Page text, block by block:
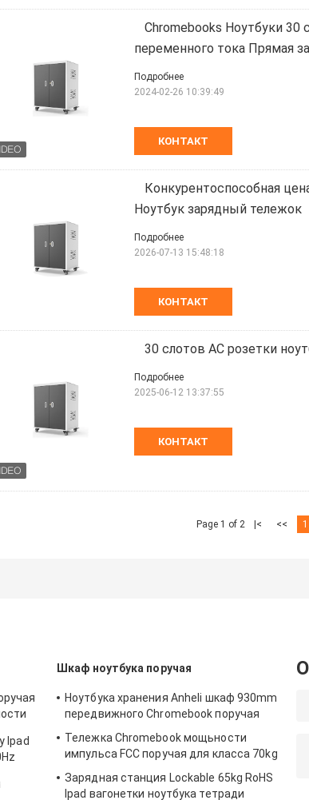
Chromebooks Ноутбуки
переменного тока Прямая
КОНТАКТ
Подробнее
2024-02-26 10:39:49
Конкурентоспособная
Ноутбук зарядный тележок
КОНТАКТ
Подробнее
2026-07-13 15:48:18
30 слотов AC розетки
КОНТАКТ
Подробнее
2025-06-12 13:37:55
Page 1 of 2 |< << 1
Ipad
Шкаф ноутбука поручая
Ноутбука хранения Anheli шкаф 930mm
передвижного Chromebook поручая
Тележка Chromebook мощьности
импульса FCC поручая для класса 70kg
Зарядная станция Lockable 65kg RoHS
Ipad вагонетки ноутбука тетради